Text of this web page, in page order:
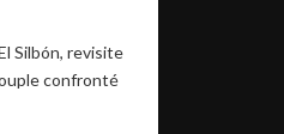
Silbón, revisite
confronté